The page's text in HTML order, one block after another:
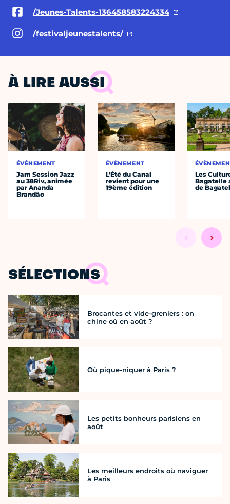
/Jeunes-Talents-136458583224334
/festivaljeunestalents/
À LIRE AUSSI
ÉVÈNEMENT
Jam Session Jazz
au 38Riv, animée
par Ananda
Brandão
ÉVÈNEMENT
L’Été du Canal
revient pour une
19ème édition
Les
Bagatelle
de
SÉLECTIONS
Brocantes et vide-greniers : on
chine où en août ?
Où pique-niquer à Paris ?
Les petits bonheurs parisiens en
août
Les meilleurs endroits où naviguer
à Paris